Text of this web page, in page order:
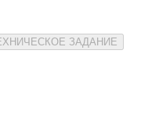
ЗАДАНИЕ